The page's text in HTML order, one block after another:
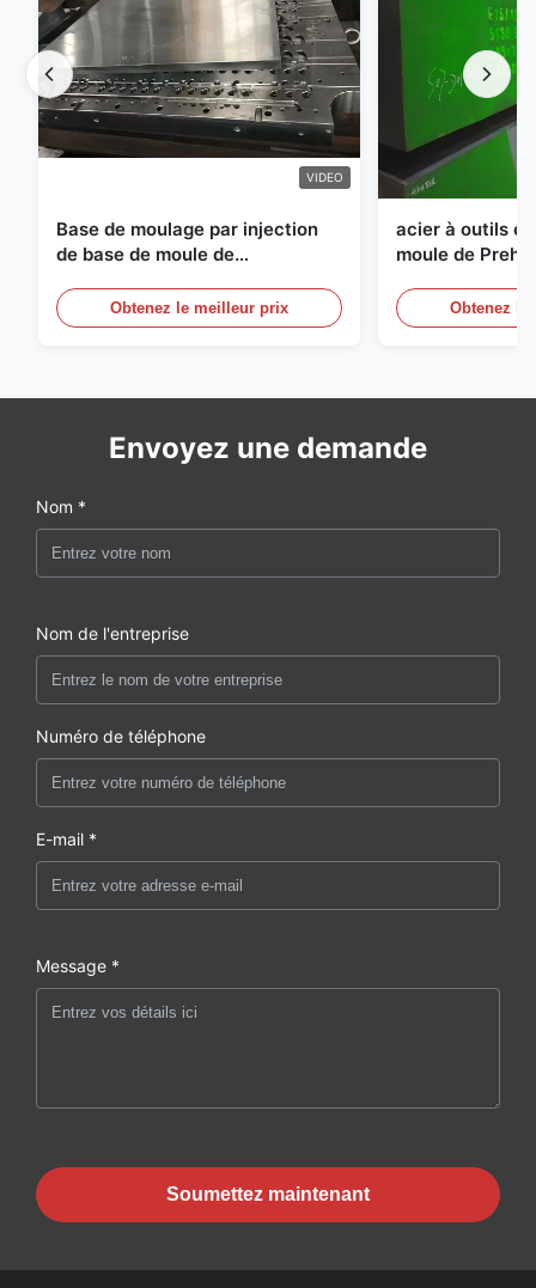
VIDEO
Base de moulage par injection
de base de moule de
FAMILIER de S136 P20
Obtenez le meilleur prix
acier à outils
moule de
Obtenez
Envoyez une demande
Nom *
Nom de l'entreprise
Numéro de téléphone
E-mail *
Message *
Soumettez maintenant